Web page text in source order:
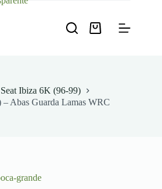
Carrinho
Seat Ibiza 6K (96-99)
Abas Guarda Lamas WRC